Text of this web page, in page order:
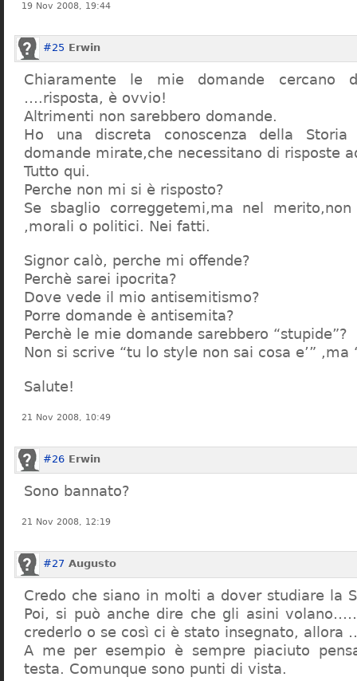
19 Nov 2008, 19:44
#25 Erwin
Chiaramente le mie domande cercano
….risposta, è ovvio!
Altrimenti non sarebbero domande.
Ho una discreta conoscenza della
domande mirate,che necessitano di risposte
Tutto qui.
Perche non mi si è risposto?
Se sbaglio correggetemi,ma nel
,morali o politici. Nei fatti.
Signor calò, perche mi offende?
Perchè sarei ipocrita?
Dove vede il mio antisemitismo?
Porre domande è antisemita?
Perchè le mie domande sarebbero “stupide”?
Non si scrive “tu lo style non sai cosa e’” ,ma
Salute!
21 Nov 2008, 10:49
#26 Erwin
Sono bannato?
21 Nov 2008, 12:19
#27 Augusto
Credo che siano in molti a dover studiare la
Poi, si può anche dire che gli asini
crederlo o se così ci è stato insegnato,
A me per esempio è sempre piaciuto
testa. Comunque sono punti di vista.